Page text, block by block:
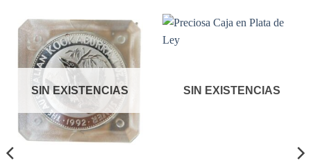
SIN EXISTENCIAS SIN EXISTENCIAS